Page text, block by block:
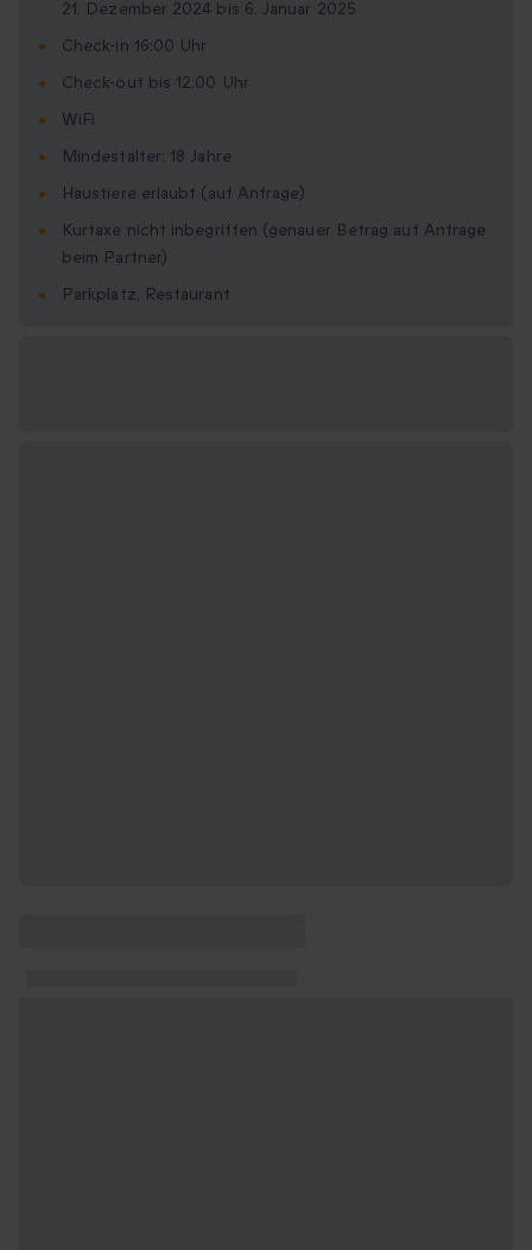
21. Dezember 2024 bis 6. Januar 2025
Check-in 16:00 Uhr
Check-out bis 12:00 Uhr
WiFi
Mindestalter: 18 Jahre
Haustiere erlaubt (auf Anfrage)
Kurtaxe nicht inbegriffen (genauer Betrag auf Anfrage
beim Partner)
Parkplatz, Restaurant